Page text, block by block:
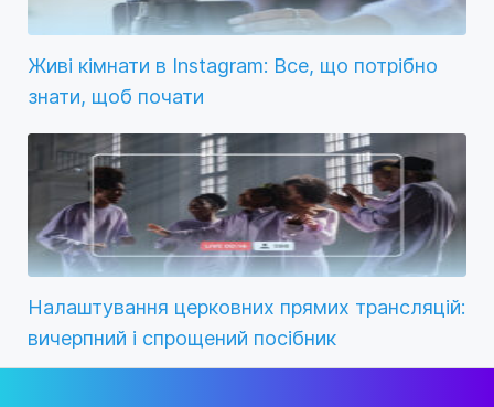
Живі кімнати в Instagram: Все, що потрібно
знати, щоб почати
Налаштування церковних прямих трансляцій:
вичерпний і спрощений посібник